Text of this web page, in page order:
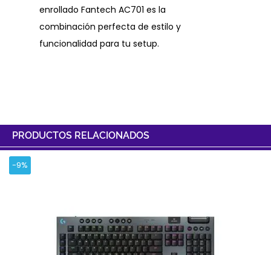
enrollado Fantech AC701 es la
combinación perfecta de estilo y
funcionalidad para tu setup.
PRODUCTOS RELACIONADOS
-9%